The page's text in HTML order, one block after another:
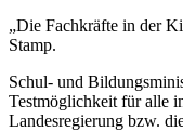
„Die Fachkräfte in der
Stamp.
Schul- und
Testmöglichkeit für alle
Landesregierung bzw.